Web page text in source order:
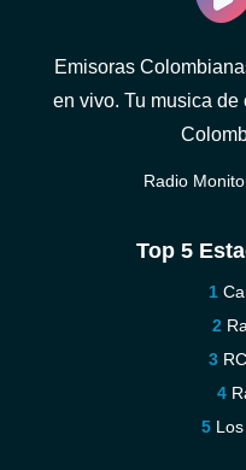
Emisoras
en vivo. Tu musica
Radio
Top 5